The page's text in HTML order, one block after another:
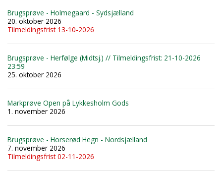
Brugsprøve - Holmegaard - Sydsjælland
20. oktober 2026
Tilmeldingsfrist 13-10-2026
Brugsprøve - Herfølge (Midtsj.) // Tilmeldingsfrist: 21-10-2026
23:59
25. oktober 2026
Markprøve Open på Lykkesholm Gods
1. november 2026
Brugsprøve - Horserød Hegn - Nordsjælland
7. november 2026
Tilmeldingsfrist 02-11-2026